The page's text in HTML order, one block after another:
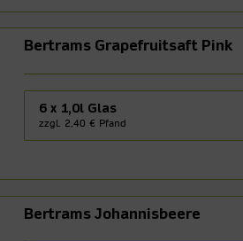
Bertrams Grapefruitsaft Pink
6 x 1,0l Glas
zzgl. 2,40 € Pfand
Bertrams Johannisbeere